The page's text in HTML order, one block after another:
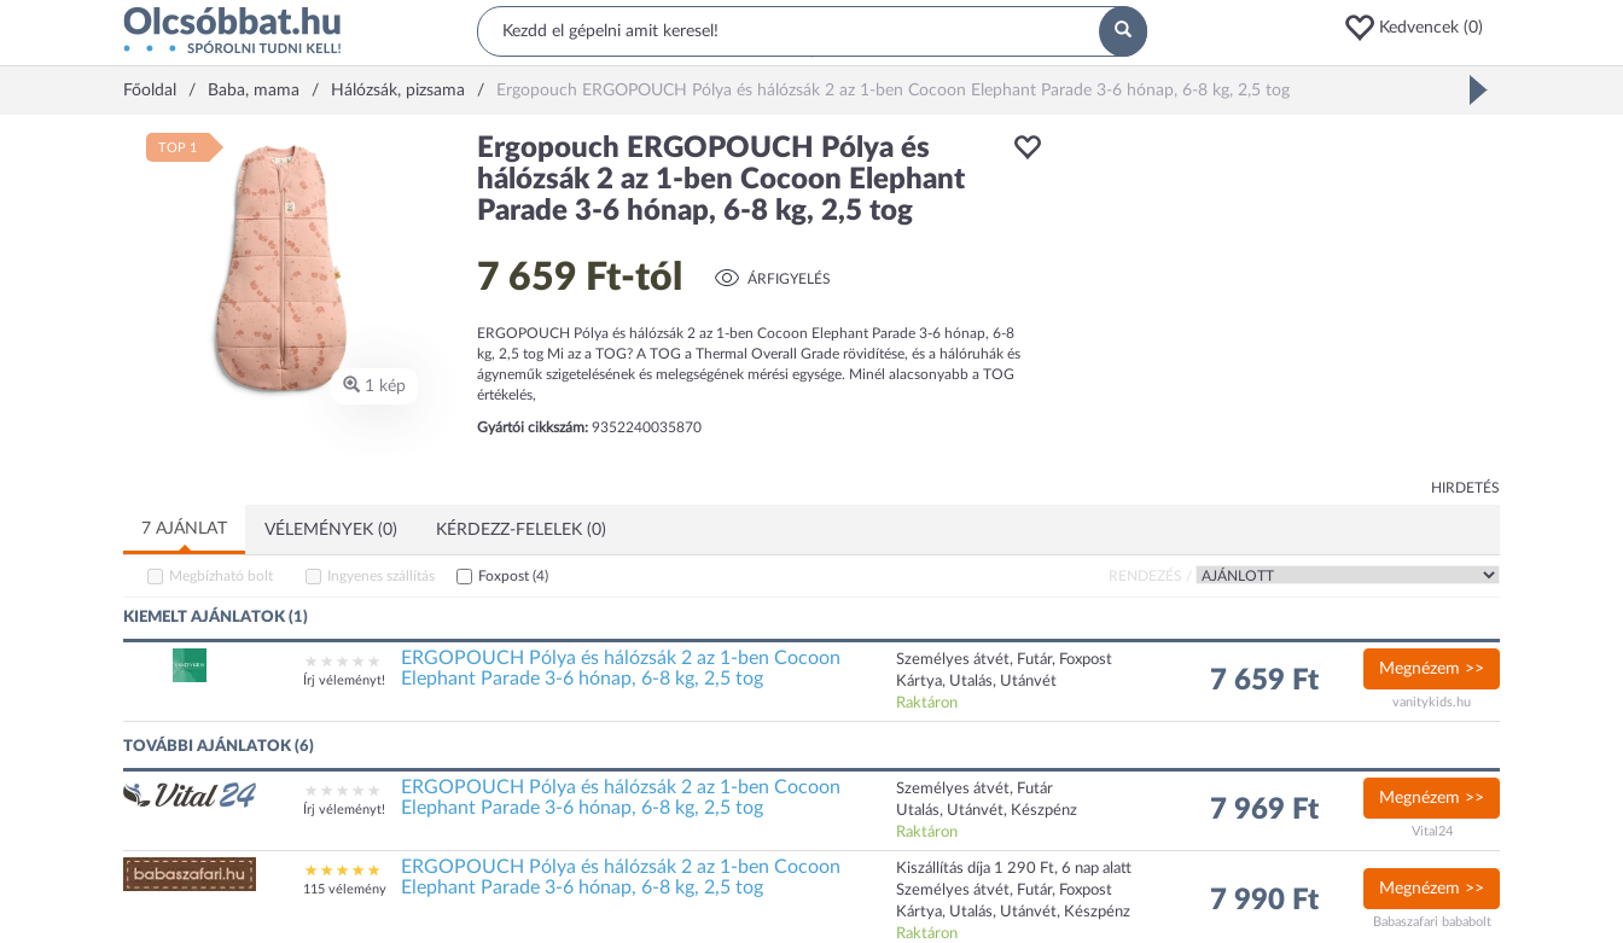
Kedvencek (0)
Főoldal Baba, mama Hálózsák, pizsama Ergopouch ERGOPOUCH Pólya és hálózsák 2 az 1-ben Cocoon Elephant Parade 3-6 hónap, 6-8 kg, 2,5 tog
TOP 1
1 kép
Ergopouch ERGOPOUCH Pólya és
hálózsák 2 az 1-ben Cocoon Elephant
Parade 3-6 hónap, 6-8 kg, 2,5 tog
7 659 Ft-tól ÁRFIGYELÉS
ERGOPOUCH Pólya és hálózsák 2 az 1-ben Cocoon Elephant Parade 3-6 hónap, 6-8
kg, 2,5 tog Mi az a TOG? A TOG a Thermal Overall Grade rövidítése, és a hálóruhák és
ágyneműk szigetelésének és melegségének mérési egysége. Minél alacsonyabb a TOG
értékelés,
Gyártói cikkszám:9352240035870
HIRDETÉS
7 AJÁNLAT VÉLEMÉNYEK (0) KÉRDEZZ-FELELEK (0)
Megbízható bolt Ingyenes szállítás Foxpost (4) RENDEZÉS /
KIEMELT AJÁNLATOK (1)
Írj véleményt!
ERGOPOUCH Pólya és hálózsák 2 az 1-ben Cocoon
Elephant Parade 3-6 hónap, 6-8 kg, 2,5 tog
Személyes átvét, Futár, Foxpost
Kártya, Utalás, Utánvét
Raktáron
7 659 Ft Megnézem >>
vanitykids.hu
TOVÁBBI AJÁNLATOK (6)
Írj véleményt!
ERGOPOUCH Pólya és hálózsák 2 az 1-ben Cocoon
Elephant Parade 3-6 hónap, 6-8 kg, 2,5 tog
Személyes átvét, Futár
Utalás, Utánvét, Készpénz
Raktáron
7 969 Ft Megnézem >>
Vital24
115 vélemény
ERGOPOUCH Pólya és hálózsák 2 az 1-ben Cocoon
Elephant Parade 3-6 hónap, 6-8 kg, 2,5 tog
Kiszállítás díja 1 290 Ft, 6 nap alatt
Személyes átvét, Futár, Foxpost
Kártya, Utalás, Utánvét, Készpénz
Raktáron
7 990 Ft Megnézem >>
Babaszafari bababolt